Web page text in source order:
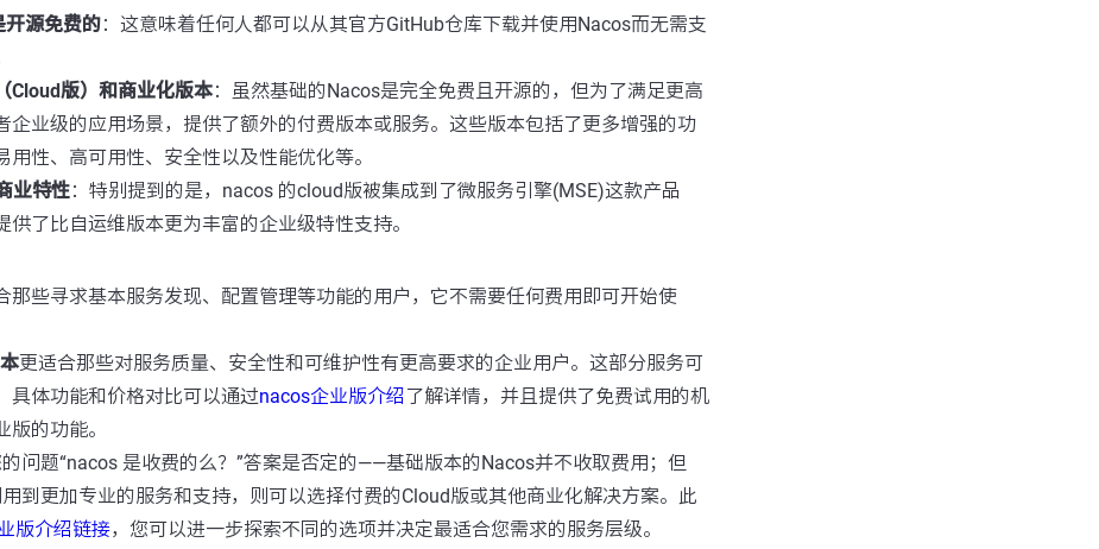
源免费的：这意味着任何人都可以从其官方GitHub仓库下载并使用Nacos而无需支
Cloud版）和商业化版本：虽然基础的Nacos是完全免费且开源的，但为了满足更高
企业级的应用场景，提供了额外的付费版本或服务。这些版本包括了更多增强的功
用性、高可用性、安全性以及性能优化等。
业特性：特别提到的是，nacos 的cloud版被集成到了微服务引擎(MSE)这款产品
供了比自运维版本更为丰富的企业级特性支持。
那些寻求基本服务发现、配置管理等功能的用户，它不需要任何费用即可开始使
更适合那些对服务质量、安全性和可维护性有更高要求的企业用户。这部分服务可
具体功能和价格对比可以通过nacos企业版介绍了解详情，并且提供了免费试用的机
版的功能。
问题“nacos 是收费的么？”答案是否定的——基础版本的Nacos并不收取费用；但
到更加专业的服务和支持，则可以选择付费的Cloud版或其他商业化解决方案。此
版介绍链接，您可以进一步探索不同的选项并决定最适合您需求的服务层级。